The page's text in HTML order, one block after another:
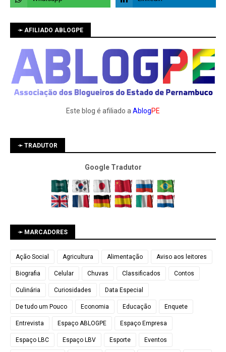
➛ AFILIADO ABLOGPE
Este blog é afiliado a AblogPE
➛ TRADUTOR
Google Tradutor
➛ MARCADORES
Ação Social Agricultura Alimentação Aviso aos leitores
Biografia Celular Chuvas Classificados Contos
Culinária Curiosidades Data Especial
De tudo um Pouco Economia Educação Enquete
Entrevista Espaço ABLOGPE Espaço Empresa
Espaço LBC Espaço LBV Esporte Eventos